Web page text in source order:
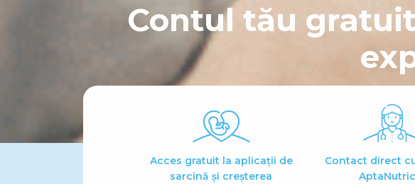
Contul tău
Acces gratuit la aplicații de
sarcină și creșterea
Contact direct